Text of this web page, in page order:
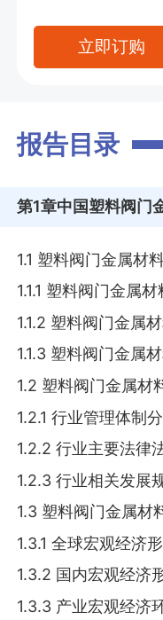
立即订购
报告目录
第1章中国塑料阀门
1.1 塑料阀门金属材
1.1.1 塑料阀门金属
1.1.2 塑料阀门金属
1.1.3 塑料阀门金属
1.2 塑料阀门金属材
1.2.1 行业管理体制
1.2.2 行业主要法律
1.2.3 行业相关发展
1.3 塑料阀门金属材
1.3.1 全球宏观经济
1.3.2 国内宏观经济
1.3.3 产业宏观经济